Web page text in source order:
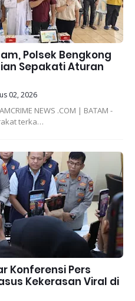
Polsek Bengkong
Sepakati Aturan
02, 2026
NEWS .COM | BATAM -
terka…
Konferensi Pers
Kekerasan Viral di